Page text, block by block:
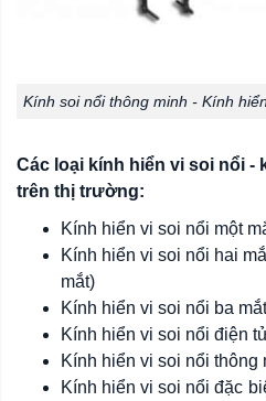
Kính soi nổi thông minh - Kính
Các loại kính hiển vi soi nổi -
trên thị trường:
Kính hiển vi soi nổi một
Kính hiển vi soi nổi hai
mắt)
Kính hiển vi soi nổi ba mắt
Kính hiển vi soi nổi điện
Kính hiển vi soi nổi thông
Kính hiển vi soi nổi đặc